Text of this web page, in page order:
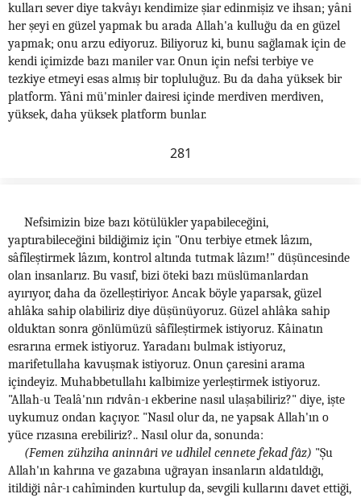
kulları sever diye takvâyı kendimize şiar edinmişiz ve ihsan; yâni
her şeyi en güzel yapmak bu arada Allah'a kulluğu da en güzel
yapmak; onu arzu ediyoruz. Biliyoruz ki, bunu sağlamak için de
kendi içimizde bazı maniler var. Onun için nefsi terbiye ve
tezkiye etmeyi esas almış bir topluluğuz. Bu da daha yüksek bir
platform. Yâni mü'minler dairesi içinde merdiven merdiven,
yüksek, daha yüksek platform bunlar.
281
Nefsimizin bize bazı kötülükler yapabileceğini,
yaptırabileceğini bildiğimiz için "Onu terbiye etmek lâzım,
sâfîleştirmek lâzım, kontrol altında tutmak lâzım!" düşüncesinde
olan insanlarız. Bu vasıf, bizi öteki bazı müslümanlardan
ayırıyor, daha da özelleştiriyor. Ancak böyle yaparsak, güzel
ahlâka sahip olabiliriz diye düşünüyoruz. Güzel ahlâka sahip
olduktan sonra gönlümüzü sâfîleştirmek istiyoruz. Kâinatın
esrarına ermek istiyoruz. Yaradanı bulmak istiyoruz,
marifetullaha kavuşmak istiyoruz. Onun çaresini arama
içindeyiz. Muhabbetullahı kalbimize yerleştirmek istiyoruz.
"Allah-u Tealâ'nın rıdvân-ı ekberine nasıl ulaşabiliriz?" diye, işte
uykumuz ondan kaçıyor. "Nasıl olur da, ne yapsak Allah'ın o
yüce rızasına erebiliriz?.. Nasıl olur da, sonunda:
(Femen zühziha aninnâri ve udhilel cennete fekad fâz) "Şu
Allah'ın kahrına ve gazabına uğrayan insanların aldatıldığı,
itildiği nâr-ı cahîminden kurtulup da, sevgili kullarını davet ettiği,